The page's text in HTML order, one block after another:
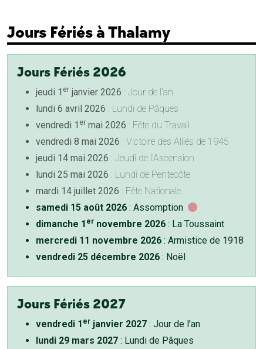
Jours Fériés à Thalamy
Jours Fériés 2026
jeudi 1 er janvier 2026 : Jour de l'an
lundi 6 avril 2026 : Lundi de Pâques
vendredi 1 er mai 2026 : Fête du Travail
vendredi 8 mai 2026 : Victoire des Alliés de 1945
jeudi 14 mai 2026 : Jeudi de l'Ascension
lundi 25 mai 2026 : Lundi de Pentecôte
mardi 14 juillet 2026 : Fête Nationale
samedi 15 août 2026 : Assomption
dimanche 1 er novembre 2026 : La Toussaint
mercredi 11 novembre 2026 : Armistice de 1918
vendredi 25 décembre 2026 : Noël
Jours Fériés 2027
vendredi 1 er janvier 2027 : Jour de l'an
lundi 29 mars 2027 : Lundi de Pâques